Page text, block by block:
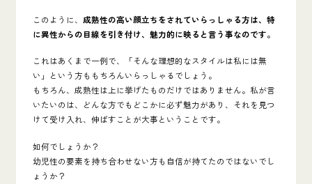
このように、 成熟性の高い顔立ちをされていらっしゃる方は、特
に異性からの目線を引き付け、魅力的に映ると言う事なのです。
これはあくまで一例で、「そんな理想的なスタイルは私には無
い」という方ももちろんいらっしゃるでしょう。
もちろん、成熟性は上に挙げたものだけではありません。私が言
いたいのは、どんな方でもどこかに必ず魅力があり、それを見つ
けて受け入れ、伸ばすことが大事ということです。
如何でしょうか？
幼児性の要素を持ち合わせない方も自信が持てたのではないでし
ょうか？